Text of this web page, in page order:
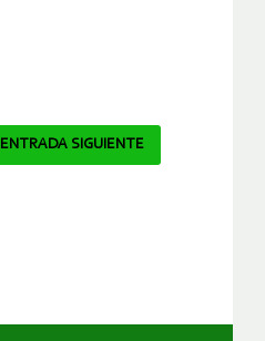
ENTRADA SIGUIENTE